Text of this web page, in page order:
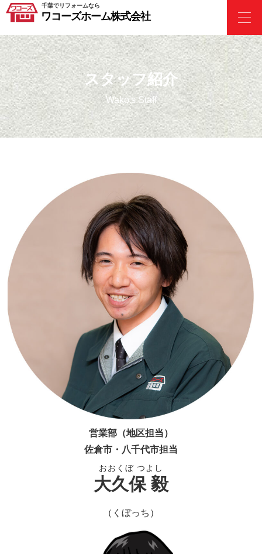
千葉でリフォームなら
ワコーズホーム株式会社
スタッフ紹介
Wako's Staff
営業部（地区担当）
佐倉市・八千代市担当
おおくぼ つよし
大久保 毅
（くぼっち）